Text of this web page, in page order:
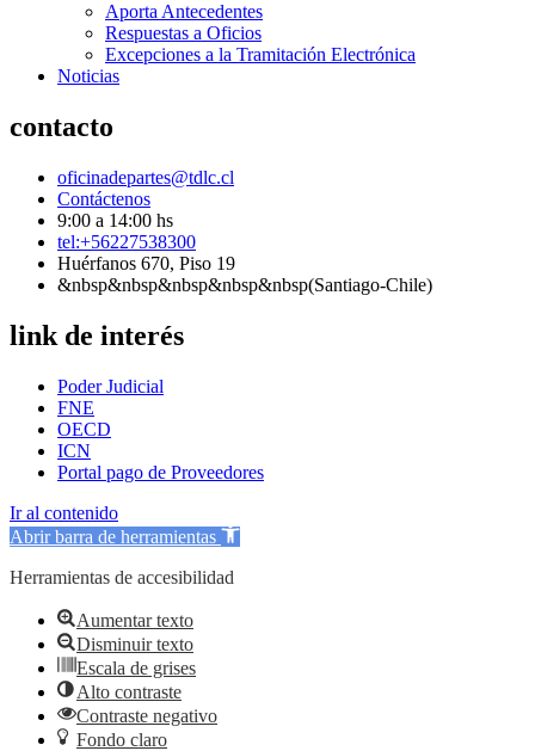
Aporta Antecedentes
Respuestas a Oficios
Excepciones a la Tramitación Electrónica
Noticias
contacto
oficinadepartes@tdlc.cl
Contáctenos
9:00 a 14:00 hs
tel:+56227538300
Huérfanos 670, Piso 19
&nbsp&nbsp&nbsp&nbsp&nbsp(Santiago-Chile)
link de interés
Poder Judicial
FNE
OECD
ICN
Portal pago de Proveedores
Ir al contenido
Abrir barra de herramientas
Herramientas de accesibilidad
Aumentar texto
Disminuir texto
Escala de grises
Alto contraste
Contraste negativo
Fondo claro